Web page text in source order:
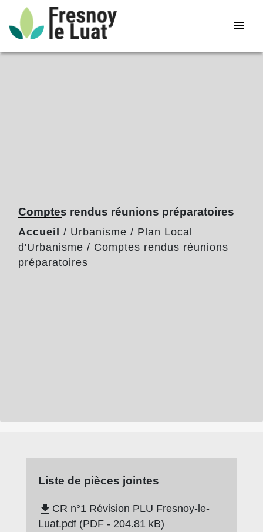
menu
Comptes rendus réunions préparatoires
Accueil / Urbanisme / Plan Local
d'Urbanisme / Comptes rendus réunions
préparatoires
Liste de pièces jointes
file_download CR n°1 Révision PLU Fresnoy-le-
Luat.pdf (PDF - 204.81 kB)